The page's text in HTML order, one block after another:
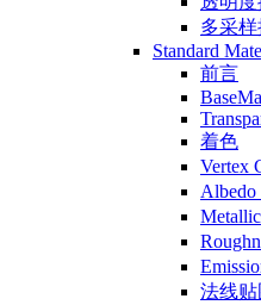
多采
Standard
前言
着色
Vertex
Albedo
法线贴